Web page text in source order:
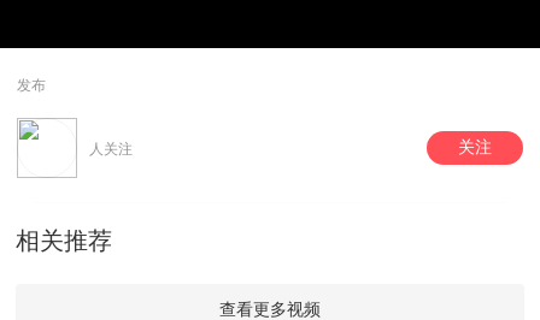
发布
人关注 关注
相关推荐
查看更多视频